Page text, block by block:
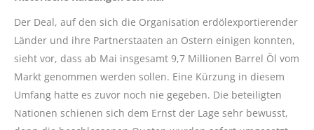
Der Deal, auf den sich die Organisation erdölexportierender
Länder und ihre Partnerstaaten an Ostern einigen konnten,
sieht vor, dass ab Mai insgesamt 9,7 Millionen Barrel Öl vom
Markt genommen werden sollen. Eine Kürzung in diesem
Umfang hatte es zuvor noch nie gegeben. Die beteiligten
Nationen schienen sich dem Ernst der Lage sehr bewusst,